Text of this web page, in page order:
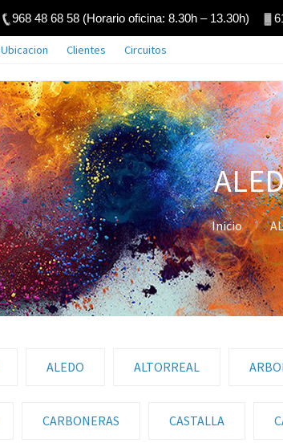
968 48 68 58 (Horario oficina: 8.30h – 13.30h)
Ubicacion Clientes Circuitos
Inicio
ALEDO ALTORREAL
CARBONERAS CASTALLA